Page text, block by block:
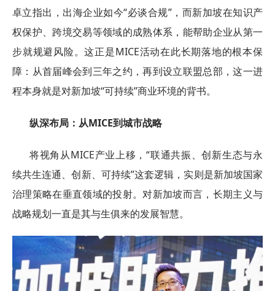
卓立指出，出海企业如今“必谈合规”，而新加坡在知识产
权保护、跨境交易等领域的成熟体系，能帮助企业从第一
步就规避风险。这正是MICE活动在此长期落地的根本保
障：从首届峰会到三年之约，再到设立联盟总部，这一进
程本身就是对新加坡“可持续”商业环境的背书。
纵深布局：从MICE到城市战略
将视角从MICE产业上移，“联通共振、创新生态与永
续共生连通、创新、可持续”这套逻辑，实则是新加坡国家
治理策略在垂直领域的投射。对新加坡而言，长期主义与
战略规划一直是其与生俱来的发展智慧。